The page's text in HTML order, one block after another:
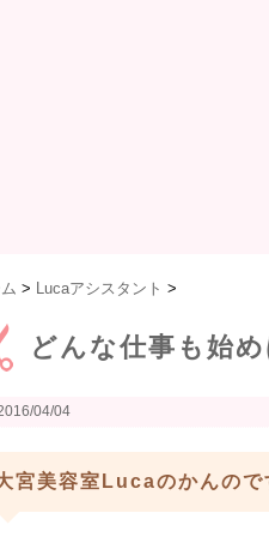
> Lucaアシスタント >
どんな仕事も始
04/04
宮美容室Lucaのかんので